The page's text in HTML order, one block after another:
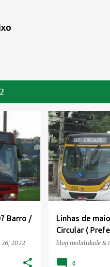
Barro /
2022
Linhas de
Circular (
blog mobilidade &
0